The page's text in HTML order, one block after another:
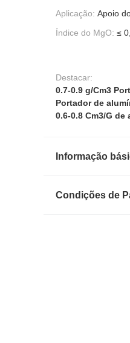
Aplicação: Apoio
Índice do MgO: ≤
Destacar:
0.7-0.9 g/Cm3
Portador de
0.6-0.8 Cm3/G
Informação
Condições de